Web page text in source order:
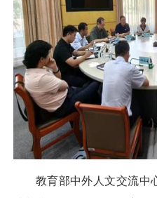
教育部中外人文交流中